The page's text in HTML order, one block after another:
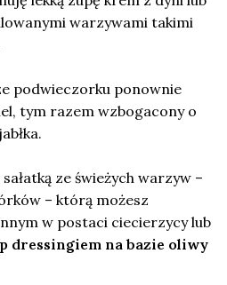
warzywami takimi
podwieczorku ponownie
tym razem wzbogacony o
ze świeżych warzyw –
– którą możesz
w postaci ciecierzycy lub
dressingiem na bazie oliwy